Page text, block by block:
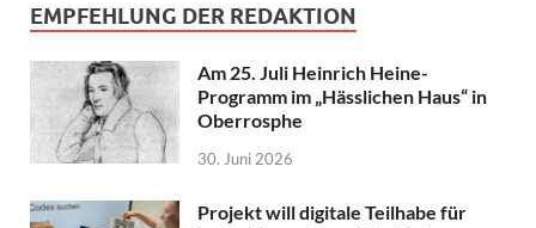
EMPFEHLUNG DER REDAKTION
Am 25. Juli Heinrich Heine-
Programm im „Hässlichen Haus“ in
Oberrosphe
30. Juni 2026
Projekt will digitale Teilhabe für